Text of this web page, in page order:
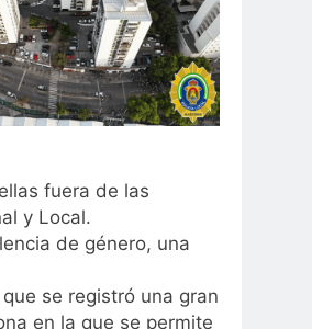
fuera de las
y Local.
de género, una
se registró una gran
en la que se permite